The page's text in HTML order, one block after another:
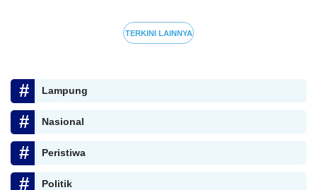
TERKINI LAINNYA
Lampung
Nasional
Peristiwa
Politik